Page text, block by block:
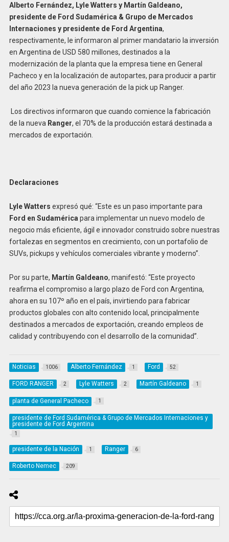
Alberto Fernández, Lyle Watters y Martín Galdeano,
presidente de Ford Sudamérica & Grupo de Mercados
Internaciones y presidente de Ford Argentina,
respectivamente, le informaron al primer mandatario la inversión
en Argentina de USD 580 millones, destinados a la
modernización de la planta que la empresa tiene en General
Pacheco y en la localización de autopartes, para producir a partir
del año 2023 la nueva generación de la pick up Ranger.
Los directivos informaron que cuando comience la fabricación
de la nueva Ranger, el 70% de la producción estará destinada a
mercados de exportación.
Declaraciones
Lyle Watters expresó qué: “Este es un paso importante para
Ford en Sudamérica para implementar un nuevo modelo de
negocio más eficiente, ágil e innovador construido sobre nuestras
fortalezas en segmentos en crecimiento, con un portafolio de
SUVs, pickups y vehículos comerciales vibrante y moderno”.
Por su parte, Martín Galdeano, manifestó: “Este proyecto
reafirma el compromiso a largo plazo de Ford con Argentina,
ahora en su 107º año en el país, invirtiendo para fabricar
productos globales con alto contenido local, principalmente
destinados a mercados de exportación, creando empleos de
calidad y contribuyendo con el desarrollo de la comunidad”.
Noticias 1006 Alberto Fernández 1 Ford 52
FORD RANGER 2 Lyle Watters 2 Martín Galdeano 1
planta de General Pacheco 1
presidente de Ford Sudamérica & Grupo de Mercados Internaciones y
presidente de Ford Argentina
1
presidente de la Nación 1 Ranger 6
Roberto Nemec 209